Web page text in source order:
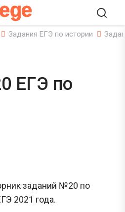
Задания ЕГЭ по истории
ЕГЭ по
заданий №20 по
2021 года.